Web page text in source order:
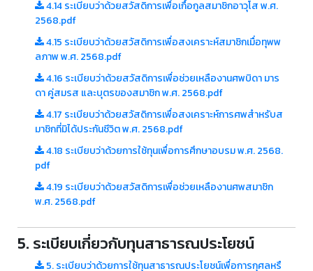
4.14 ระเบียบว่าด้วยสวัสดิการเพื่อเกื้อกูลสมาชิกอาวุโส พ.ศ.
2568.pdf
4.15 ระเบียบว่าด้วยสวัสดิการเพื่อสงเคราะห์สมาชิกเมื่อทุพพ
ลภาพ พ.ศ. 2568.pdf
4.16 ระเบียบว่าด้วยสวัสดิการเพื่อช่วยเหลืองานศพบิดา มาร
ดา คู่สมรส และบุตรของสมาชิก พ.ศ. 2568.pdf
4.17 ระเบียบว่าด้วยสวัสดิการเพื่อสงเคราะห์การศพสำหรับส
มาชิกที่มิได้ประกันชีวิต พ.ศ. 2568.pdf
4.18 ระเบียบว่าด้วยการใช้ทุนเพื่อการศึกษาอบรม พ.ศ. 2568.
pdf
4.19 ระเบียบว่าด้วยสวัสดิการเพื่อช่วยเหลืองานศพสมาชิก
พ.ศ. 2568.pdf
5. ระเบียบเกี่ยวกับทุนสาธารณประโยชน์
5. ระเบียบว่าด้วยการใช้ทุนสาธารณประโยชน์เพื่อการกุศลหรื